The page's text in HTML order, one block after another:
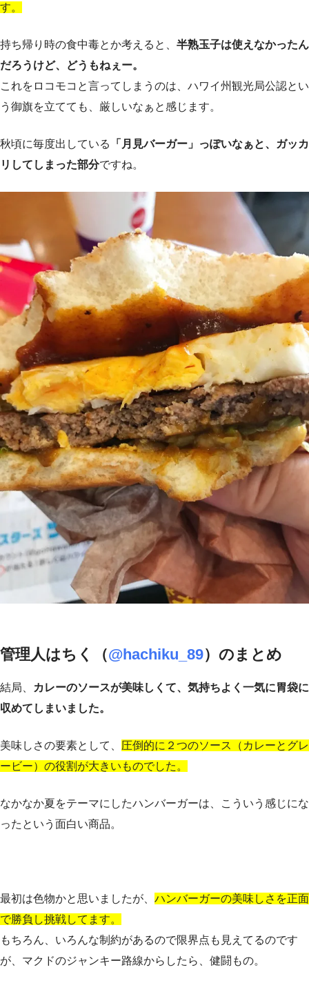
す。
持ち帰り時の食中毒とか考えると、 半熟玉子は使えなかったん
だろうけど、どうもねぇー。
これをロコモコと言ってしまうのは、ハワイ州観光局公認とい
う御旗を立てても、厳しいなぁと感じます。
秋頃に毎度出している
「月見バーガー」っぽいなぁと、ガッカ
リしてしまった部分ですね。
管理人はちく（@hachiku_89）のまとめ
結局、
カレーのソースが美味しくて、気持ちよく一気に胃袋に
収めてしまいました。
美味しさの要素として、 圧倒的に２つのソース（カレーとグレ
ービー）の役割が大きいものでした。
なかなか夏をテーマにしたハンバーガーは、こういう感じにな
ったという面白い商品。
最初は色物かと思いましたが、 ハンバーガーの美味しさを正面
で勝負し挑戦してます。
もちろん、いろんな制約があるので限界点も見えてるのです
が、マクドのジャンキー路線からしたら、健闘もの。